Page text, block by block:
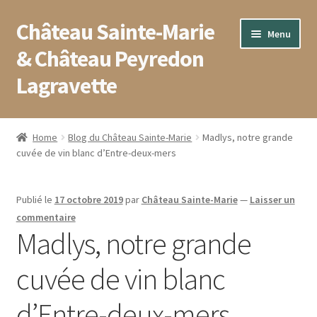
Aller
à
la
navigation
Aller
au
contenu
Château Sainte-Marie
& Château Peyredon
Lagravette
Menu
Accueil
Blog
Boutique
Conditions générales de vente
Mentions légales
Home Blog du Château Sainte-Marie
Madlys, notre grande
cuvée de vin blanc d’Entre-deux-mers
Publié le 17 octobre 2019par Château Sainte-Marie— Laisser un
commentaire
Madlys, notre grande
cuvée de vin blanc